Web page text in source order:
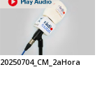
20250704_CM_2aHora